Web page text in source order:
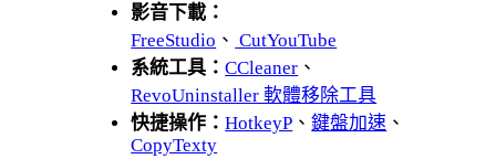
影音下載：
FreeStudio 、 CutYouTube
系統工具：CCleaner 、
RevoUninstaller 軟體移除工具
快捷操作：HotkeyP 、鍵盤加速 、
CopyTexty